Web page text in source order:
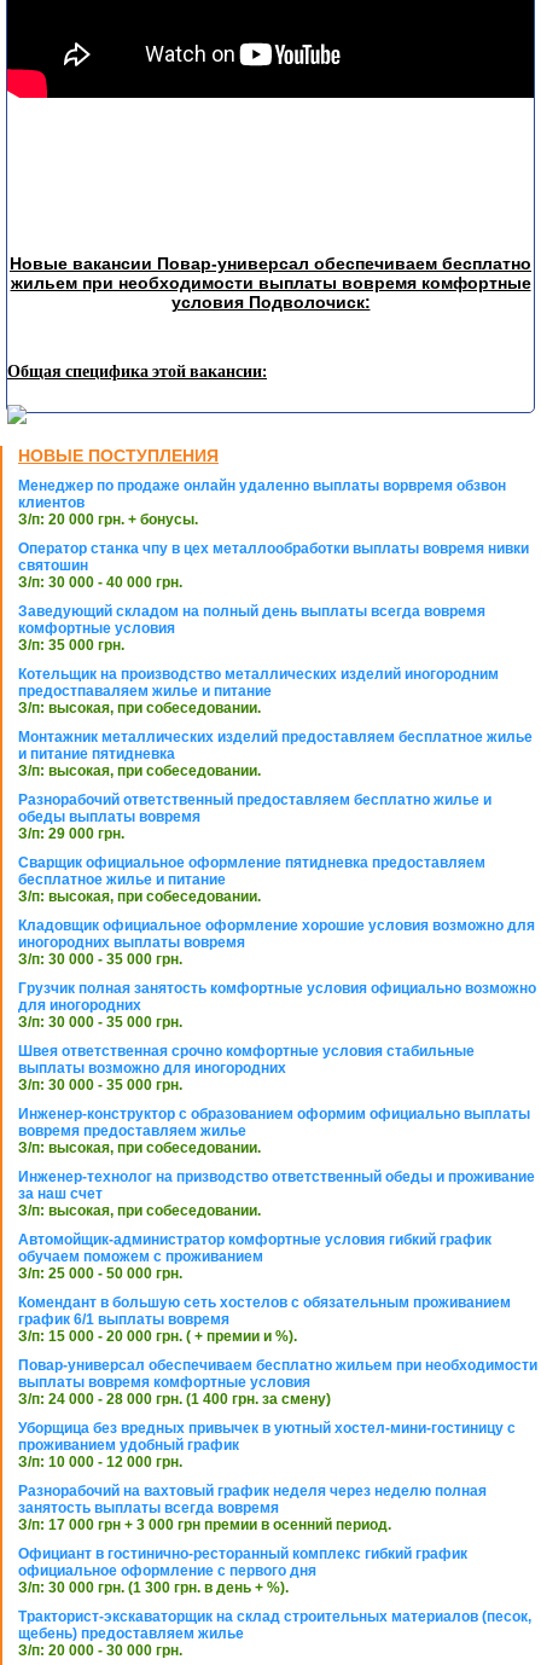
Новые вакансии Повар-универсал обеспечиваем бесплатно
жильем при необходимости выплаты вовремя комфортные
условия Подволочиск:
Общая специфика этой вакансии:
НОВЫЕ ПОСТУПЛЕНИЯ
Менеджер по продаже онлайн удаленно выплаты ворвремя обзвон
клиентов
З/п: 20 000 грн. + бонусы.
Оператор станка чпу в цех металлообработки выплаты вовремя нивки
святошин
З/п: 30 000 - 40 000 грн.
Заведующий складом на полный день выплаты всегда вовремя
комфортные условия
З/п: 35 000 грн.
Котельщик на производство металлических изделий иногородним
предостпаваляем жилье и питание
З/п: высокая, при собеседовании.
Монтажник металлических изделий предоставляем бесплатное жилье
и питание пятидневка
З/п: высокая, при собеседовании.
Разнорабочий ответственный предоставляем бесплатно жилье и
обеды выплаты вовремя
З/п: 29 000 грн.
Сварщик официальное оформление пятидневка предоставляем
бесплатное жилье и питание
З/п: высокая, при собеседовании.
Кладовщик официальное оформление хорошие условия возможно для
иногородних выплаты вовремя
З/п: 30 000 - 35 000 грн.
Грузчик полная занятость комфортные условия официально возможно
для иногородних
З/п: 30 000 - 35 000 грн.
Швея ответственная срочно комфортные условия стабильные
выплаты возможно для иногородних
З/п: 30 000 - 35 000 грн.
Инженер-конструктор с образованием оформим официально выплаты
вовремя предоставляем жилье
З/п: высокая, при собеседовании.
Инженер-технолог на призводство ответственный обеды и проживание
за наш счет
З/п: высокая, при собеседовании.
Автомойщик-администратор комфортные условия гибкий график
обучаем поможем с проживанием
З/п: 25 000 - 50 000 грн.
Комендант в большую сеть хостелов с обязательным проживанием
график 6/1 выплаты вовремя
З/п: 15 000 - 20 000 грн. ( + премии и %).
Повар-универсал обеспечиваем бесплатно жильем при необходимости
выплаты вовремя комфортные условия
З/п: 24 000 - 28 000 грн. (1 400 грн. за смену)
Уборщица без вредных привычек в уютный хостел-мини-гостиницу с
проживанием удобный график
З/п: 10 000 - 12 000 грн.
Разнорабочий на вахтовый график неделя через неделю полная
занятость выплаты всегда вовремя
З/п: 17 000 грн + 3 000 грн премии в осенний период.
Официант в гостинично-ресторанный комплекс гибкий график
официальное оформление с первого дня
З/п: 30 000 грн. (1 300 грн. в день + %).
Тракторист-экскаваторщик на склад строительных материалов (песок,
щебень) предоставляем жилье
З/п: 20 000 - 30 000 грн.